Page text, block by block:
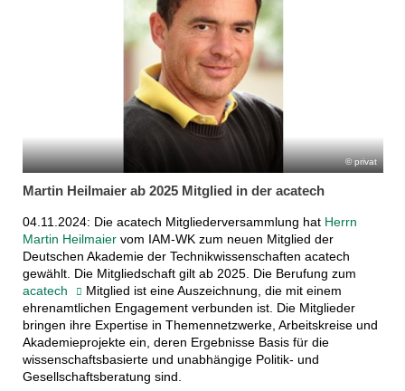
privat
Martin Heilmaier ab 2025 Mitglied in der acatech
04.11.2024: Die acatech Mitgliederversammlung hat Herrn
Martin Heilmaiervom IAM-WK zum neuen Mitglied der
Deutschen Akademie der Technikwissenschaften acatech
gewählt. Die Mitgliedschaft gilt ab 2025. Die Berufung zum
acatech
Mitglied ist eine Auszeichnung, die mit einem
ehrenamtlichen Engagement verbunden ist. Die Mitglieder
bringen ihre Expertise in Themennetzwerke, Arbeitskreise und
Akademieprojekte ein, deren Ergebnisse Basis für die
wissenschaftsbasierte und unabhängige Politik- und
Gesellschaftsberatung sind.